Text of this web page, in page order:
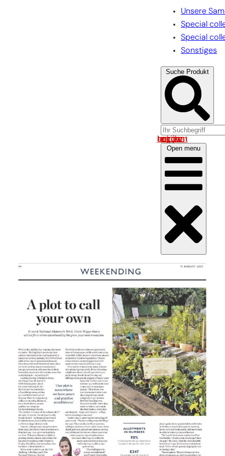
Unsere
Special
Special
Sonstiges
Suche Produkt
Log in om uw account te bekijken
Open menu